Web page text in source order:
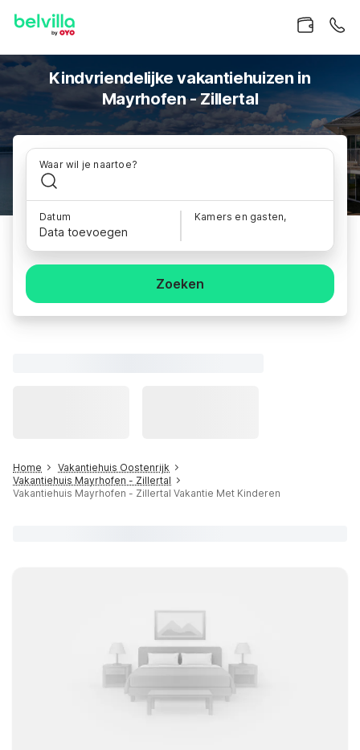
Kindvriendelijke vakantiehuizen in
Mayrhofen - Zillertal
Waar wil je naartoe?
Datum
Data toevoegen
Kamers en gasten,
Zoeken
Home
Vakantiehuis Oostenrijk
Vakantiehuis Mayrhofen - Zillertal
Vakantiehuis Mayrhofen - Zillertal Vakantie Met Kinderen